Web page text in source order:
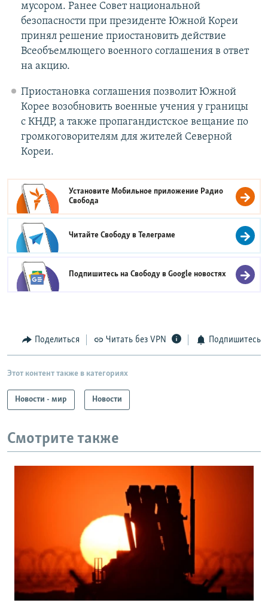
мусором. Ранее Совет национальной
безопасности при президенте Южной Кореи
принял решение приостановить действие
Всеобъемлющего военного соглашения в ответ
на акцию.
Приостановка соглашения позволит Южной
Корее возобновить военные учения у границы
с КНДР, а также пропагандистское вещание по
громкоговорителям для жителей Северной
Кореи.
Установите Мобильное приложение Радио
Свобода
Читайте Свободу вТелеграме
Подпишитесь на Свободу вGoogle новостях
Поделиться Читать без VPN Подпишитесь
Этот контент также в категориях
Новости - мир Новости
Смотрите также